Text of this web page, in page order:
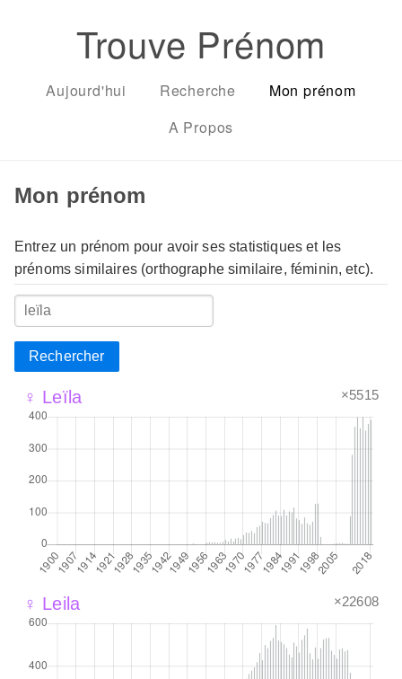
Trouve Prénom
Aujourd'hui Recherche
Mon prénom
A Propos
Mon prénom
Entrez un prénom pour avoir ses statistiques et les
prénoms similaires (orthographe similaire, féminin, etc).
Rechercher
♀ Leïla ×5515
♀ Leila ×22608